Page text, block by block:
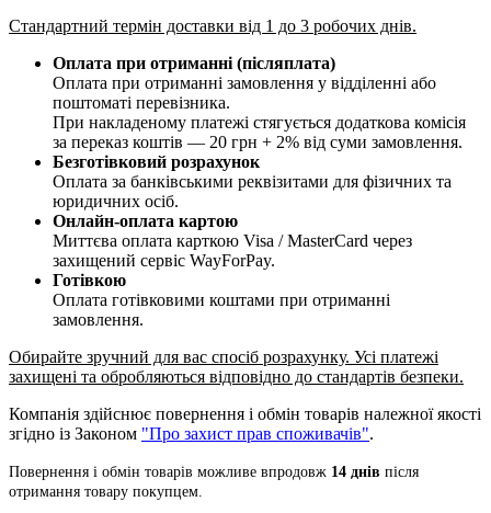
Стандартний термін доставки від 1 до 3 робочих днів.
Оплата при отриманні (післяплата)
Оплата при отриманні замовлення у відділенні або
поштоматі перевізника.
При накладеному платежі стягується додаткова комісія
за переказ коштів — 20 грн + 2% від суми замовлення.
Безготівковий розрахунок
Оплата за банківськими реквізитами для фізичних та
юридичних осіб.
Онлайн-оплата картою
Миттєва оплата карткою Visa / MasterCard через
захищений сервіс WayForPay.
Готівкою
Оплата готівковими коштами при отриманні
замовлення.
Обирайте зручний для вас спосіб розрахунку. Усі платежі
захищені та обробляються відповідно до стандартів безпеки.
Компанія здійснює повернення і обмін товарів належної якості
згідно із Законом "Про захист прав споживачів".
Повернення і обмін товарів можливе впродовж 14 днів після
отримання товару покупцем.